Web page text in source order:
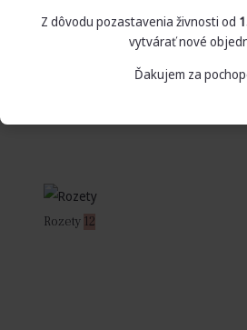
Rozety 12
Z dôvodu pozastavenia živnosti od
vytvárať nové
Ďakujem za